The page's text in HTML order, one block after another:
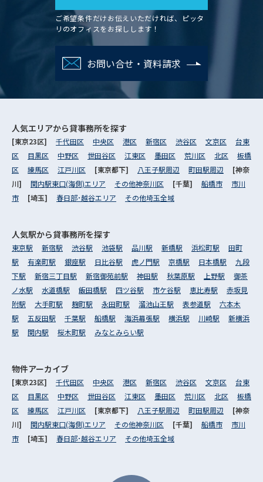
ご希望条件だけお伝えいただければ、ピッタ
リのオフィスをお探しします！
お問い合せ・資料請求
人気エリアから貸事務所を探す
[東京23区] 千代田区 中央区 港区 新宿区 渋谷区 文京区
台東
区
目黒区 中野区 世田谷区 江東区 墨田区 荒川区 北区
板橋
区
練馬区 江戸川区 [東京都下] 八王子駅周辺 町田駅周辺
[神奈
川] 関内駅東口(海側)エリア その他神奈川区 [千葉] 船橋市
市川
市
[埼玉] 春日部･越谷エリア その他埼玉全域
人気駅から貸事務所を探す
東京駅 新宿駅 渋谷駅 池袋駅 品川駅 新橋駅 浜松町駅
田町
駅
有楽町駅 銀座駅 日比谷駅 虎ノ門駅 京橋駅 日本橋駅
九段
下駅
新宿三丁目駅 新宿御苑前駅 神田駅 秋葉原駅 上野駅
御茶
ノ水駅
水道橋駅 飯田橋駅 四ツ谷駅 市ケ谷駅 恵比寿駅
赤坂見
附駅
大手町駅 麹町駅 永田町駅 溜池山王駅 表参道駅
六本木
駅
五反田駅 千葉駅 船橋駅 海浜幕張駅 横浜駅 川崎駅
新横浜
駅
関内駅 桜木町駅 みなとみらい駅
物件アーカイブ
[東京23区] 千代田区 中央区 港区 新宿区 渋谷区 文京区
台東
区
目黒区 中野区 世田谷区 江東区 墨田区 荒川区 北区
板橋
区
練馬区 江戸川区 [東京都下] 八王子駅周辺 町田駅周辺
[神奈
川] 関内駅東口(海側)エリア その他神奈川区 [千葉] 船橋市
市川
市
[埼玉] 春日部･越谷エリア その他埼玉全域